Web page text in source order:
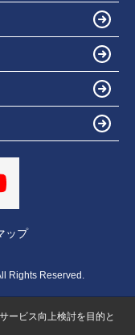
ップ
Rights Reserved.
ービス向上検討を目的と